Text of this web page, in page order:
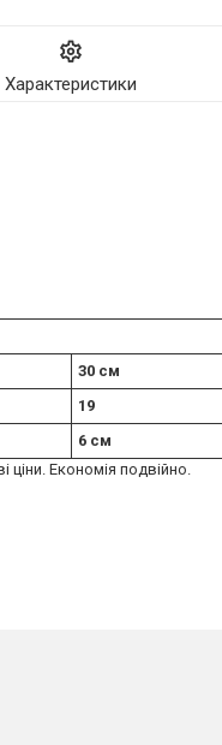
Характеристики
30 см
19
6 см
ціни. Економія подвійно.